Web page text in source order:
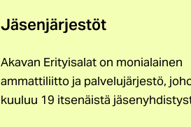
Jäsenjärjestöt
Akavan Erityisalat on monialainen
ammattiliitto ja palvelujärjestö,
kuuluu 19 itsenäistä